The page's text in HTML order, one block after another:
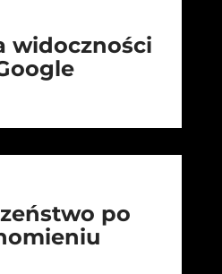
widoczności
po